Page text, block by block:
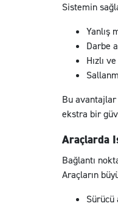
Sistemin
Yanlış
Darbe
Hızlı
Bu
ekstra bir
Araçlarda
Bağlantı
Araçların
Sürücü